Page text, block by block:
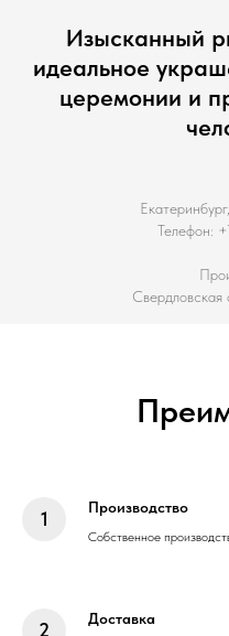
Изысканный
идеальное
церемонии и
Телефон:
Свердловская
Производство
Собственное
Доставка